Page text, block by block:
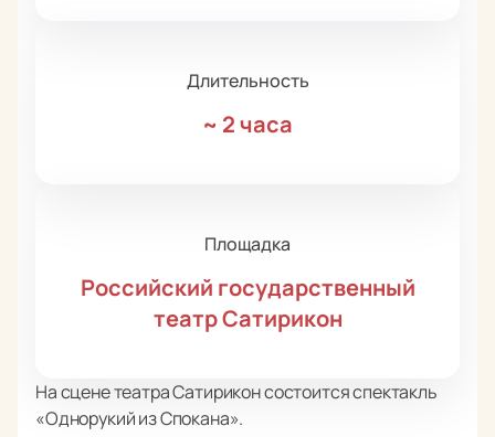
Длительность
~ 2 часа
Площадка
Российский государственный
театр Сатирикон
На сцене театра Сатирикон состоится спектакль
«Однорукий из Спокана».